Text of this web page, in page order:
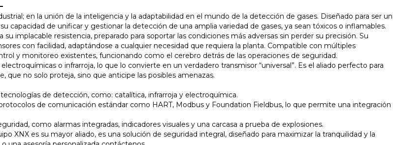
en la unión de la inteligencia y la adaptabilidad en el mundo de la detección de gases. Diseñado para ser un
capacidad de unificar y gestionar la detección de una amplia variedad de gases, ya sean tóxicos o inflamables.
implacable resistencia, preparado para soportar las condiciones más adversas sin perder su precisión. Su
con facilidad, adaptándose a cualquier necesidad que requiera la planta. Compatible con múltiples
y monitoreo existentes, funcionando como el cerebro detrás de las operaciones de seguridad.
o infrarroja, lo que lo convierte en un verdadero transmisor “universal”. Es el aliado perfecto para
no solo proteja, sino que anticipe las posibles amenazas.
de detección, como: catalítica, infrarroja y electroquímica.
de comunicación estándar como HART, Modbus y Foundation Fieldbus, lo que permite una integración
como alarmas integradas, indicadores visuales y una carcasa a prueba de explosiones.
XNX es su mayor aliado, es una solución de seguridad integral, diseñado para maximizar la tranquilidad y la